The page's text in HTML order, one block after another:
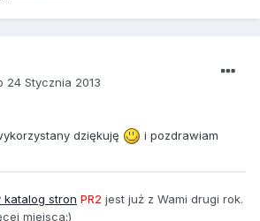
24 Stycznia 2013
dziękuję
i pozdrawiam
stron PR2 jest już z Wami drugi rok.
miejsca:)